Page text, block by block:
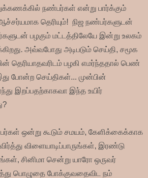
நண்பர்கள் என்று பார்க்கும்
தெரியும்! நிஜ நண்பர்களுடன்
பழகும் மட்டத்திலேயே இன்று உலகம்
அவ்வபோது அடிபடும் செய்தி, சமூக
தெரியாதவரிடம் பழகி எமர்ந்ததால் பெண்
போன்ற செய்திகள்... முன்பின்
இறப்பதற்காகவா இந்த உயிர்
ஒன்று கூடும் சமயம், கேளிக்கைக்காக
விளையாடிப்பாருங்கள், இரண்டு
சினிமா சென்று யாரோ ஒருவர்
பொழுதை போக்குவதைவிட நம்